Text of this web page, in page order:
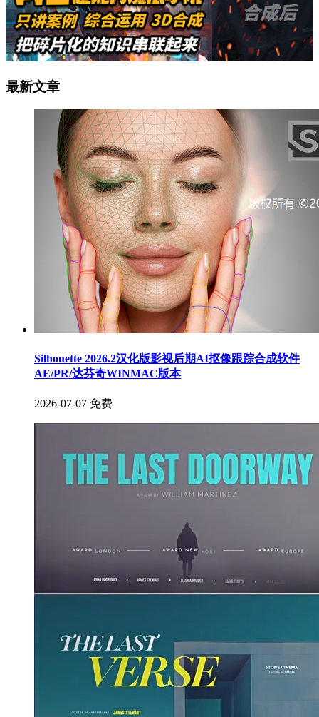
最新文章
Silhouette 2026.2汉化版影视后期AI抠像跟踪合成软件
AE/PR/达芬奇WINMAC版本
2026-07-07 免费